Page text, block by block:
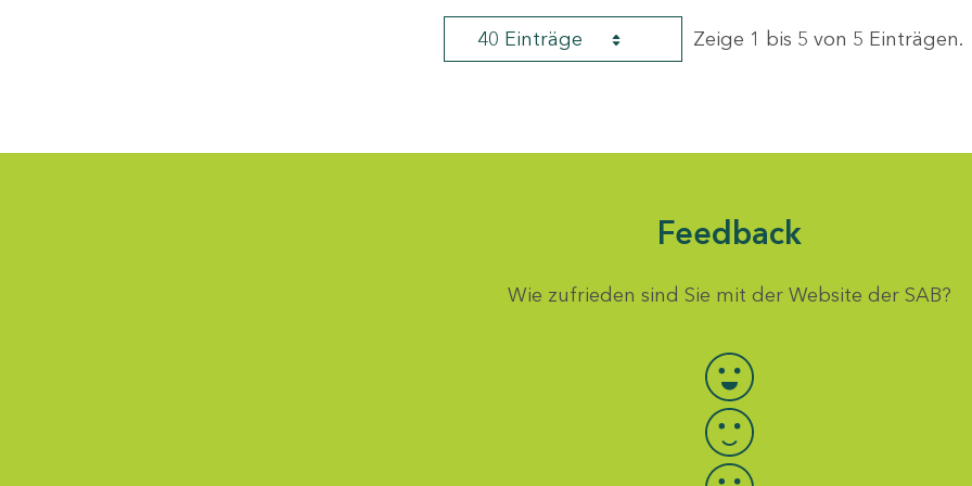
40 Einträge Zeige 1 bis 5 von 5 Einträgen.
Feedback
Wie zufrieden sind Sie mit der Website der SAB?
Bewertung auswählen